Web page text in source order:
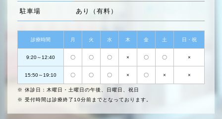
駐車場 あり（有料）
診療時間 月 火 水 木 金 土 日・祝
9:20～12:40 〇 〇 〇 × 〇 〇 ×
15:50～19:10 〇 〇 〇 × 〇 × ×
※ 休診日：木曜日・土曜日の午後、日曜日、祝日
※ 受付時間は診療終了10分前までとなっております。